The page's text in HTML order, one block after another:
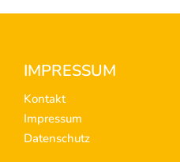
Footer
IMPRESSUM
Kontakt
Impressum
Datenschutz